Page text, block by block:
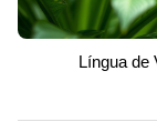
Língua de